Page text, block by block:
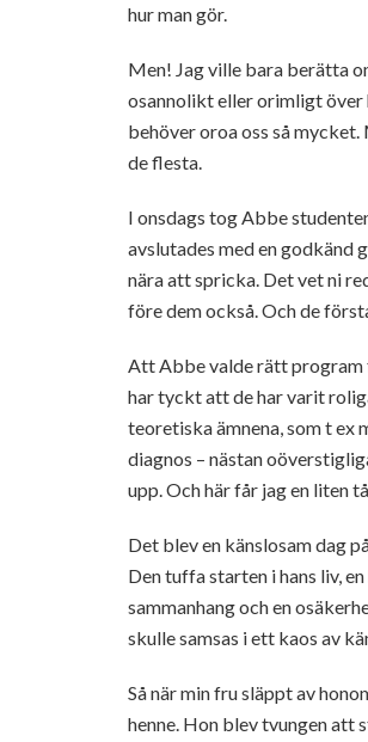
hur man gör.
Men! Jag ville bara berätta
osannolikt eller orimligt över
behöver oroa oss så
de flesta.
I onsdags tog Abbe
avslutades med en godkänd
nära att spricka. Det vet ni
före dem också. Och de
Att Abbe valde rätt program
har tyckt att de har varit
teoretiska ämnena, som t ex
diagnos – nästan
upp. Och här får jag en liten
Det blev en känslosam dag
Den tuffa starten i hans liv,
sammanhang och en
skulle samsas i ett kaos av
Så när min fru släppt av
henne. Hon blev tvungen att